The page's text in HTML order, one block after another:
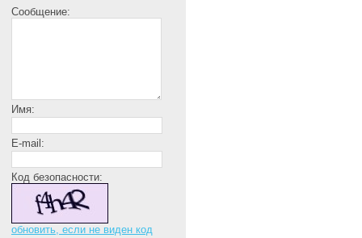
Сообщение:
Имя:
E-mail:
Код безопасности:
обновить, если не виден код